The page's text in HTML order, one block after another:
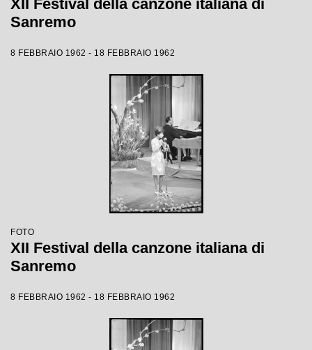
XII Festival della canzone italiana di
Sanremo
8 FEBBRAIO 1962 - 18 FEBBRAIO 1962
FOTO
XII Festival della canzone italiana di
Sanremo
8 FEBBRAIO 1962 - 18 FEBBRAIO 1962